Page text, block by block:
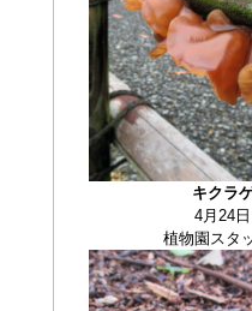
キクラ
4月24日
植物園スタ